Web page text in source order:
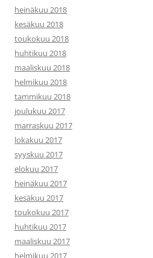
heinäkuu 2018
kesäkuu 2018
toukokuu 2018
huhtikuu 2018
maaliskuu 2018
helmikuu 2018
tammikuu 2018
joulukuu 2017
marraskuu 2017
lokakuu 2017
syyskuu 2017
elokuu 2017
heinäkuu 2017
kesäkuu 2017
toukokuu 2017
huhtikuu 2017
maaliskuu 2017
helmikuu 2017